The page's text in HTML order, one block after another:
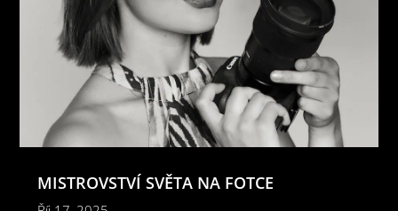
MISTROVSTVÍ SVĚTA NA FOTCE